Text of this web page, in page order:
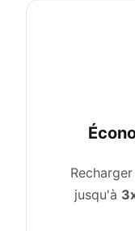
jusqu'à